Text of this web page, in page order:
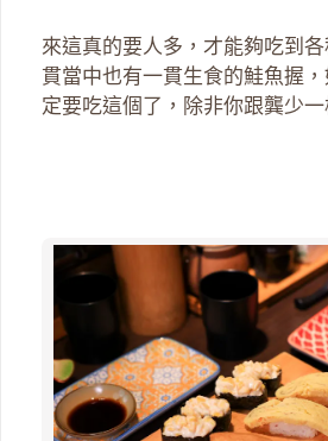
來這真的要人多，才能夠吃到
貫當中也有一貫生食的鮭魚握
定要吃這個了，除非你跟龔少